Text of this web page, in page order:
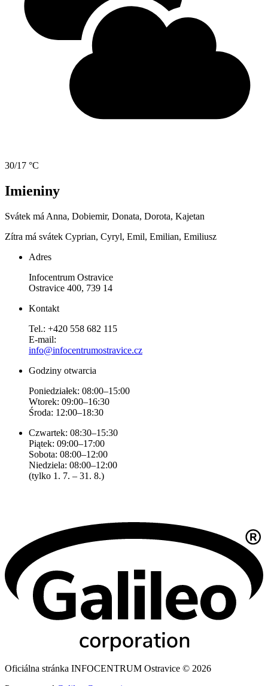
30/17 °C
Imieniny
Svátek má Anna, Dobiemir, Donata, Dorota, Kajetan
Zítra má svátek Cyprian, Cyryl, Emil, Emilian, Emiliusz
Adres
Infocentrum Ostravice
Ostravice 400, 739 14
Kontakt
Tel.: +420 558 682 115
E-mail:
info@infocentrumostravice.cz
Godziny otwarcia
Poniedziałek: 08:00–15:00
Wtorek: 09:00–16:30
Środa: 12:00–18:30
Czwartek: 08:30–15:30
Piątek: 09:00–17:00
Sobota: 08:00–12:00
Niedziela: 08:00–12:00
(tylko 1. 7. – 31. 8.)
Oficiálna stránka INFOCENTRUM Ostravice © 2026